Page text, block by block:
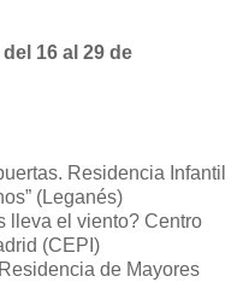
16 al 29 de
Residencia Infantil
(Leganés)
lleva el viento? Centro
(CEPI)
de Mayores